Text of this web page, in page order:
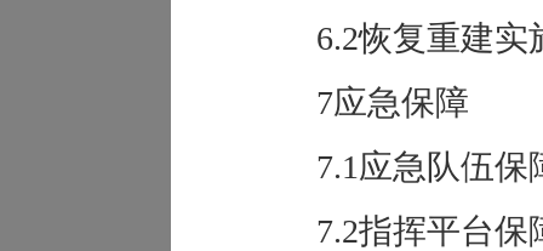
6.2恢复重建实
7应急保障
7.1应急队伍保
7.2指挥平台保